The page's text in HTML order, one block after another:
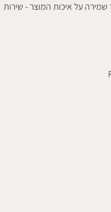
על איכות המוצר - שירות